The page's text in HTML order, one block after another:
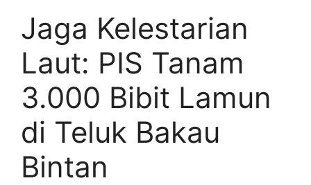
Jaga Kelestarian
Laut: PIS Tanam
3.000 Bibit Lamun
di Teluk Bakau
Bintan